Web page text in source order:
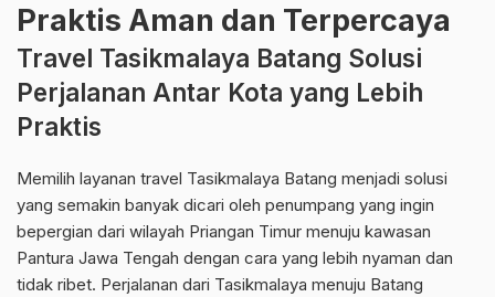
Praktis Aman dan Terpercaya
Travel Tasikmalaya Batang Solusi
Perjalanan Antar Kota yang Lebih
Praktis
Memilih layanan travel Tasikmalaya Batang menjadi solusi
yang semakin banyak dicari oleh penumpang yang ingin
bepergian dari wilayah Priangan Timur menuju kawasan
Pantura Jawa Tengah dengan cara yang lebih nyaman dan
tidak ribet. Perjalanan dari Tasikmalaya menuju Batang